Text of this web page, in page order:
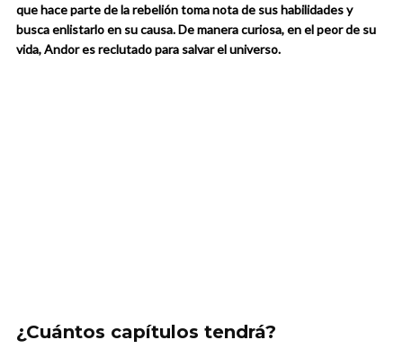
que hace parte de la rebelión toma nota de sus habilidades y
busca enlistarlo en su causa. De manera curiosa, en el peor de su
vida, Andor es reclutado para salvar el universo.
¿Cuántos capítulos tendrá?